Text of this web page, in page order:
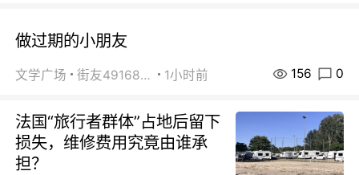
做过期的小朋友
文学广场 街友49168527 1小时前 156 0
法国“旅行者群体”占地后留下
损失，维修费用究竟由谁承
担？